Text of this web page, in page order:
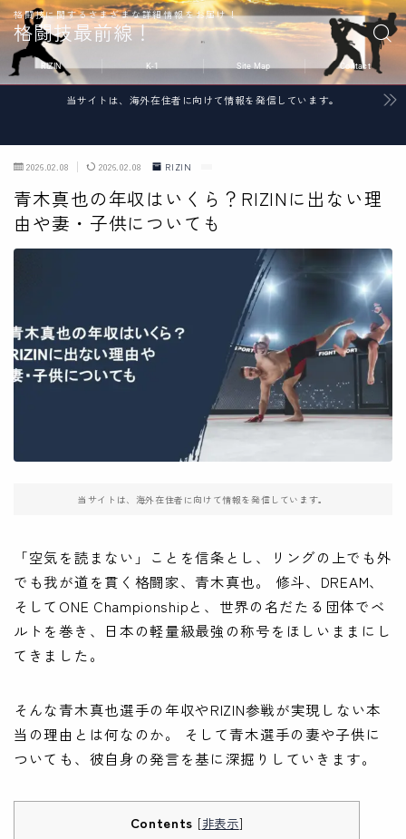
格闘技最前線！
格闘技に関するさまざまな詳細情報をお届け！
RIZIN K-1 Site Map Contact
当サイトは、海外在住者に向けて情報を発信しています。
2026.02.08 2026.02.08 RIZIN
青木真也の年収はいくら？RIZINに出ない理
由や妻・子供についても
当サイトは、海外在住者に向けて情報を発信しています。
「空気を読まない」ことを信条とし、リングの上でも外
でも我が道を貫く格闘家、青木真也。 修斗、DREAM、
そしてONE Championshipと、世界の名だたる団体でベ
ルトを巻き、日本の軽量級最強の称号をほしいままにし
てきました。
そんな青木真也選手の年収やRIZIN参戦が実現しない本
当の理由とは何なのか。 そして青木選手の妻や子供に
ついても、彼自身の発言を基に深掘りしていきます。
Contents [非表示]